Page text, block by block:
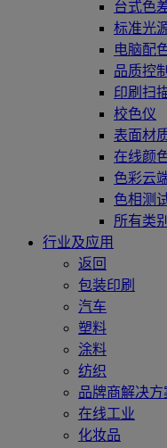
台式色
标准光
电脑配
品质控
印刷扫
校色仪
表面材
在线颜
色彩云
色相测
所有类别
行业及应用
返回
包装印刷
汽车
塑料
涂料
纺织
品牌商解决方
在线工业
化妆品